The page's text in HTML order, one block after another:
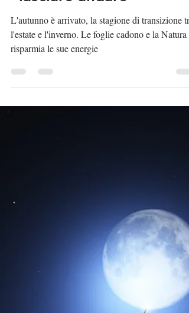
impariamo dalla Natura a
"lasciare andare"
L'autunno è arrivato, la stagione di transizione tra
l'estate e l'inverno. Le foglie cadono e la Natura
risparmia le sue energie